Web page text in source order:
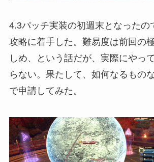
4.3パッチ実装の初週末となったの
攻略に着手した。難易度は前回の
しめ、という話だが、実際にやっ
らない。果たして、如何なるもの
で申請してみた。